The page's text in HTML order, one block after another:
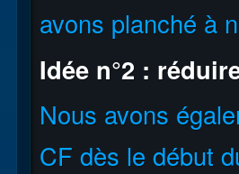
avons planché à
Idée n°2 :
Nous avons
CF dès le début